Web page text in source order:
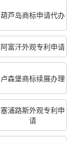
葫芦岛商标申请代办
阿富汗外观专利申请
卢森堡商标续展办理
塞浦路斯外观专利申
请